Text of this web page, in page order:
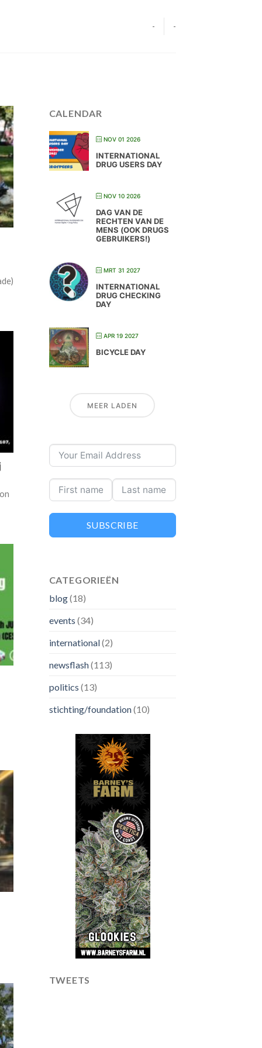
- -
CALENDAR
NOV 01 2026
INTERNATIONAL
DRUG USERS DAY
NOV 10 2026
DAG VAN DE
RECHTEN VAN DE
MENS (OOK DRUGS
GEBRUIKERS!)
MRT 31 2027
INTERNATIONAL
DRUG CHECKING
DAY
APR 19 2027
BICYCLE DAY
MEER LADEN
SUBSCRIBE
CATEGORIEËN
blog(18)
events (34)
international(2)
newsflash(113)
politics (13)
stichting/foundation(10)
TWEETS